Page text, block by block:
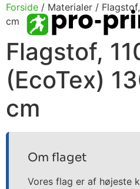
Forside / Materialer /
cm
Flagstof,
(EcoTex)
cm
Om flaget
Vores flag er af højeste